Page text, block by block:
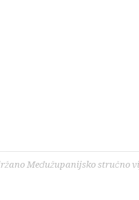
Međužupanijsko stručno